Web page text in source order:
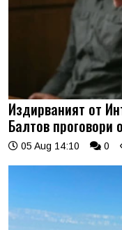
Издирваният от
Балтов
05 Aug 14:10 0